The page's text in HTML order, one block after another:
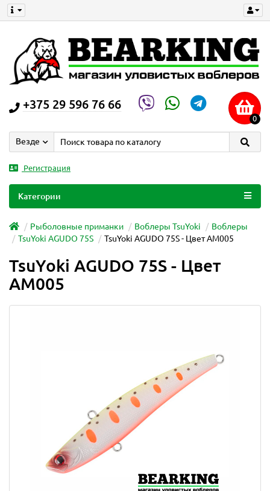
+375 29 596 76 66
0
Везде
Регистрация
Категории
Рыболовные приманки Воблеры TsuYoki
Воблеры
TsuYoki AGUDO 75S
TsuYoki AGUDO 75S - Цвет AM005
TsuYoki AGUDO 75S - Цвет
AM005